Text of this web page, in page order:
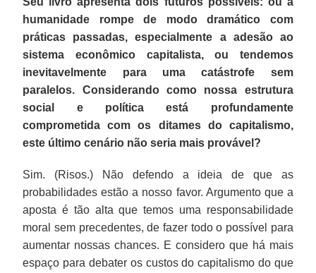
humanidade rompe de modo dramático com
práticas passadas, especialmente a adesão ao
sistema econômico capitalista, ou tendemos
inevitavelmente para uma catástrofe sem
paralelos. Considerando como nossa estrutura
social e política está profundamente
comprometida com os ditames do capitalismo,
este último cenário não seria mais provável?
Sim. (Risos.) Não defendo a ideia de que as
probabilidades estão a nosso favor. Argumento que a
aposta é tão alta que temos uma responsabilidade
moral sem precedentes, de fazer todo o possível para
aumentar nossas chances. E considero que há mais
espaço para debater os custos do capitalismo do que